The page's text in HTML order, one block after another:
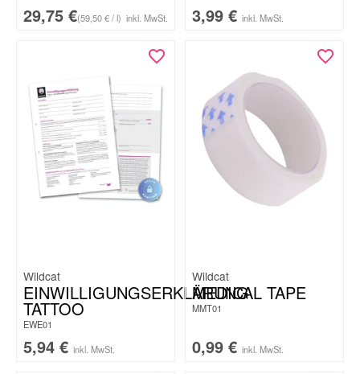
29,75 €(59,50 € / l) inkl. MwSt. 3,99 € inkl. MwSt.
Wildcat
EINWILLIGUNGSERKLÄRUNG
TATTOO
EWE01
5,94 € inkl. MwSt.
Wildcat
MEDICAL TAPE
MMT01
0,99 € inkl. MwSt.